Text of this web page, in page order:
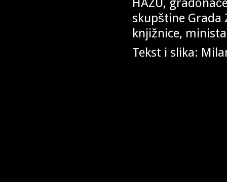
skupštine Grada
knjižnice,
Tekst i slika: